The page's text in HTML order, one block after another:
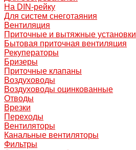
На DIN-рейку
Для систем снеготаяния
Вентиляция
Приточные и вытяжные установки
Бытовая приточная вентиляция
Рекуператоры
Бризеры
Приточные клапаны
Воздуховоды
Воздуховоды оцинкованные
Отводы
Врезки
Переходы
Вентиляторы
Канальные вентиляторы
Фильтры